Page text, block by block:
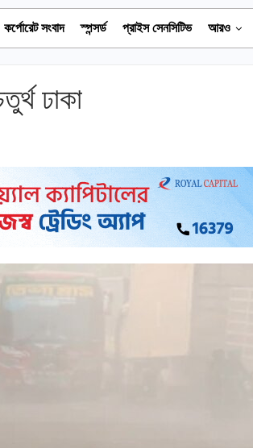
কর্পোরেট সংবাদ স্পন্সর্ড প্রাইস সেনসিটিভ আরও
ঢাকা